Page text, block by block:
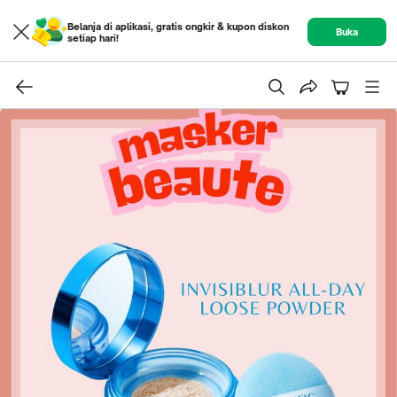
Belanja di aplikasi, gratis ongkir & kupon diskon
setiap hari!
Buka